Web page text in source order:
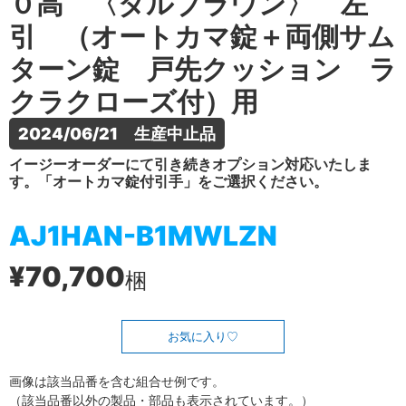
引 （オートカマ錠＋両側サム
ターン錠 戸先クッション ラ
クラクローズ付）用
2024/06/21　生産中止品
イージーオーダーにて引き続きオプション対応いたしま
す。「オートカマ錠付引手」をご選択ください。
AJ1HAN-B1MWLZN
¥70,700梱
お気に入り
画像は該当品番を含む組合せ例です。
（該当品番以外の製品・部品も表示されています。）